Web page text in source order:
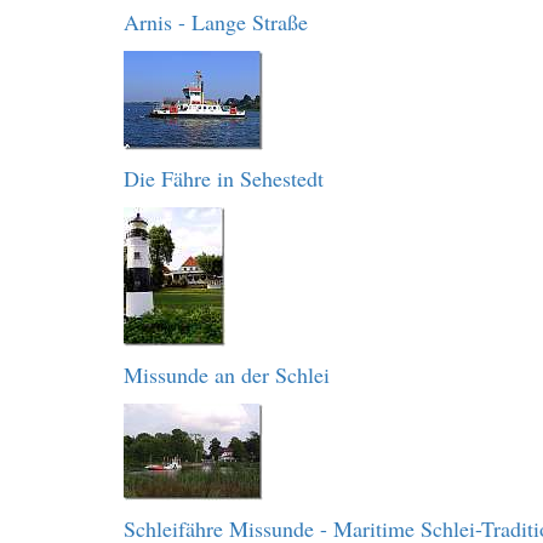
Arnis - Lange Straße
Die Fähre in Sehestedt
Missunde an der Schlei
Schleifähre Missunde - Maritime Schlei-